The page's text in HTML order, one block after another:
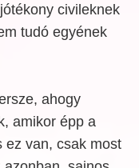
civileknek
tudó egyének
ahogy
amikor épp a
ez van, csak most